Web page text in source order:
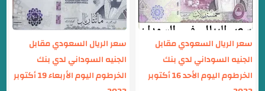
سعر الريال السعودي مقابل
الجنيه السوداني لدي بنك
الخرطوم اليوم الأحد 16 أكتوبر
سعر الريال السعودي مقابل
الجنيه السوداني لدي بنك
الخرطوم اليوم الأربعاء 19 أكتوبر